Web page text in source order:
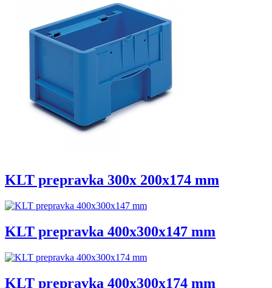
KLT prepravka 300x 200x174 mm
KLT prepravka 400x300x147 mm
KLT prepravka 400x300x174 mm